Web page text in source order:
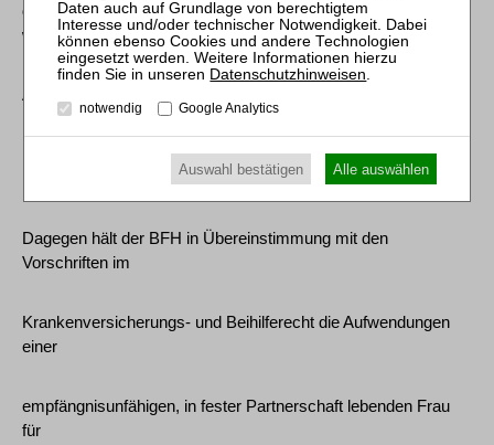
dem besonderen Schutz der staatlichen Ordnung stünden und
weil die
Aufwendungen auch nach Krankenversicherungs- und
Beihilferecht weitgehend
übernommen würden.
Dagegen hält der BFH in Übereinstimmung mit den
Vorschriften im
Krankenversicherungs- und Beihilferecht die Aufwendungen
einer
empfängnisunfähigen, in fester Partnerschaft lebenden Frau
für
Datenschutzhinweisen
notwendig Google Analytics
Auswahl bestätigen Alle auswählen